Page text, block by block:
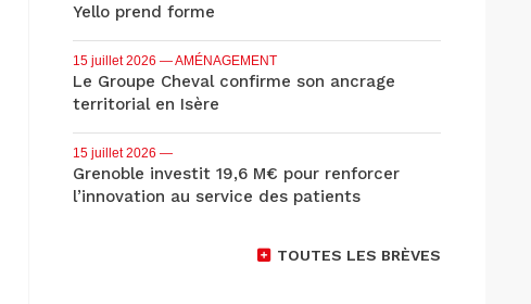
Yello prend forme
15 juillet 2026 — AMÉNAGEMENT
Le Groupe Cheval confirme son ancrage
territorial en Isère
15 juillet 2026 —
Grenoble investit 19,6 M€ pour renforcer
l’innovation au service des patients
TOUTES LES BRÈVES